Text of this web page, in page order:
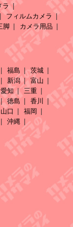
ラ
フィルムカメラ
脚 カメラ用品
福島
茨城
新潟
富山
愛知
三重
徳島
香川
山口
福岡
沖縄